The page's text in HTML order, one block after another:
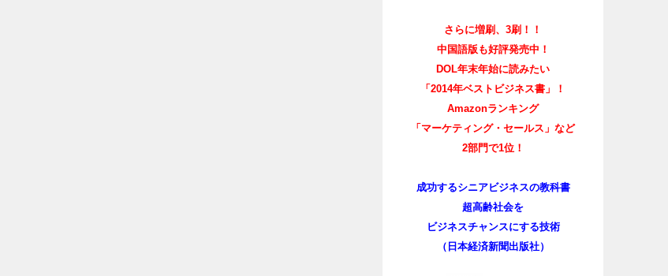
さらに増刷、3刷！！
中国語版も好評発売中！
DOL年末年始に読みたい
「2014年ベストビジネス書」！
Amazonランキング
「マーケティング・セールス」など
2部門で1位！
成功するシニアビジネスの教科書
超高齢社会を
ビジネスチャンスにする技術
（日本経済新聞出版社）